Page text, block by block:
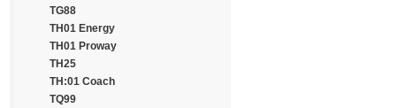
Duraturn
Durun
Eced
Ecovision
Estrada
Everest
TG88
TH01 Energy
TH01 Proway
TH25
TH:01 Coach
TQ99